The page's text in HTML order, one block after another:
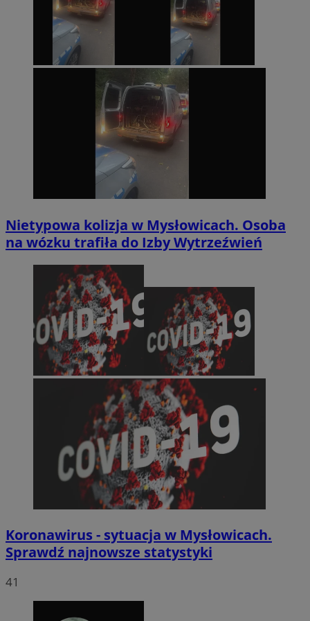
Nietypowa kolizja w Mysłowicach. Osoba
na wózku trafiła do Izby Wytrzeźwień
Koronawirus - sytuacja w Mysłowicach.
Sprawdź najnowsze statystyki
41